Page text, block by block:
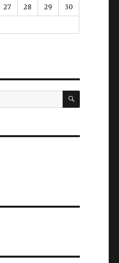
27 28 29 30
検